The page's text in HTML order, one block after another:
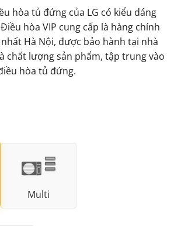
hòa tủ đứng của LG có kiểu dáng
hòa VIP cung cấp là hàng chính
Hà Nội, được bảo hành tại nhà
chất lượng sản phẩm, tập trung vào
hòa tủ đứng.
Multi